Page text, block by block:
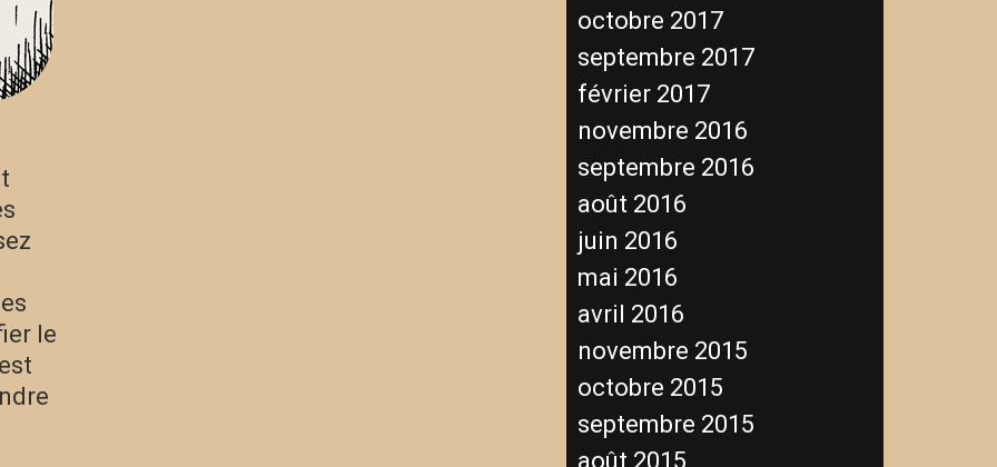
le
octobre 2017
septembre 2017
février 2017
novembre 2016
septembre 2016
août 2016
juin 2016
mai 2016
avril 2016
novembre 2015
octobre 2015
septembre 2015
août 2015